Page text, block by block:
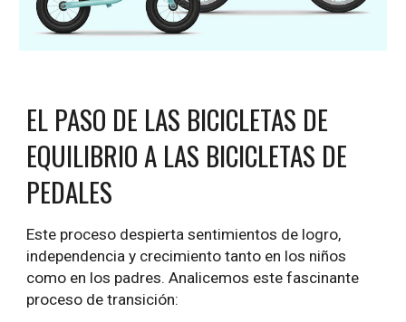
EL PASO DE LAS BICICLETAS DE
EQUILIBRIO A LAS BICICLETAS DE
PEDALES
Este proceso despierta sentimientos de logro,
independencia y crecimiento tanto en los niños
como en los padres. Analicemos este fascinante
proceso de transición: